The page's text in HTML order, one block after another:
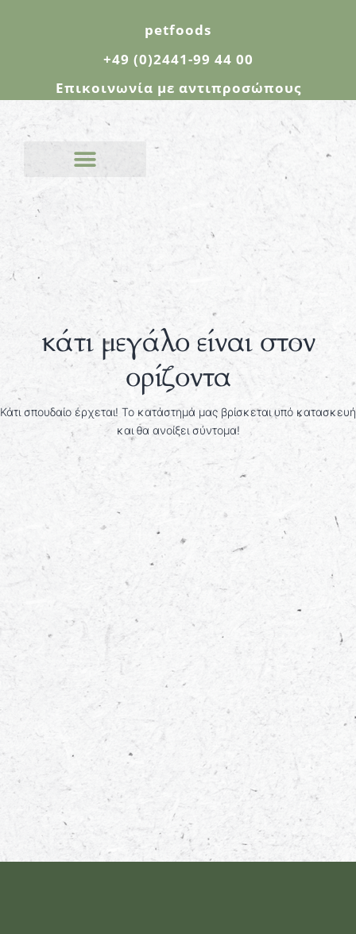
petfoods
+49 (0)2441-99 44 00
Επικοινωνία με αντιπροσώπους
κάτι μεγάλο είναι στον
ορίζοντα
Κάτι σπουδαίο έρχεται! Το κατάστημά μας βρίσκεται υπό κατασκευή
και θα ανοίξει σύντομα!